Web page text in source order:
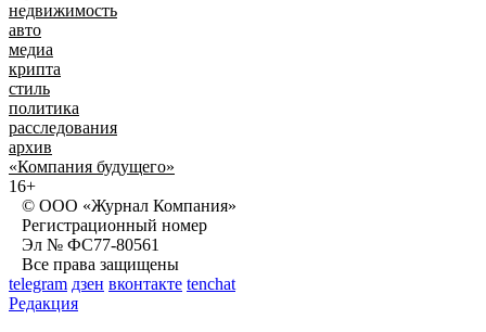
недвижимость
авто
медиа
крипта
стиль
политика
расследования
архив
«Компания будущего»
16+
© ООО «Журнал Компания»
Регистрационный номер
Эл № ФС77-80561
Все права защищены
telegram дзен вконтакте tenchat
Редакция